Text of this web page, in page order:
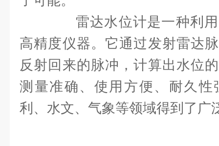
雷达水位计是一种利用
高精度仪器。它通过发射雷达
反射回来的脉冲，计算出水位
测量准确、使用方便、耐久性
利、水文、气象等领域得到了广